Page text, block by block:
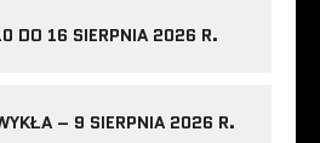
DO 16 SIERPNIA 2026 R.
– 9 SIERPNIA 2026 R.